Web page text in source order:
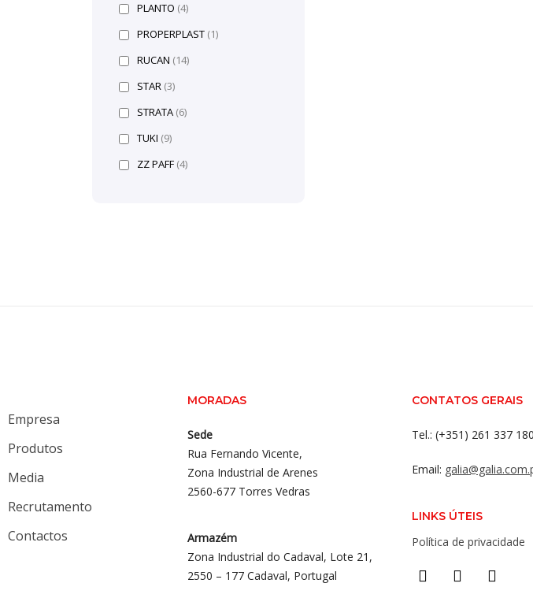
PLANTO (4)
PROPERPLAST (1)
RUCAN (14)
STAR (3)
STRATA (6)
TUKI (9)
ZZ PAFF (4)
Empresa
Produtos
Media
Recrutamento
Contactos
MORADAS
Sede
Rua Fernando Vicente,
Zona Industrial de Arenes
2560-677 Torres Vedras
Armazém
Zona Industrial do Cadaval, Lote 21,
2550 – 177 Cadaval, Portugal
CONTATOS GERAIS
Tel.: (+351) 261 337 180
Email:
LINKS ÚTEIS
Política de privacidade